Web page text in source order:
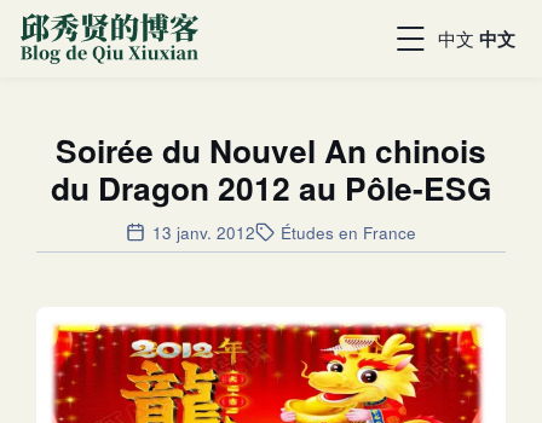
中文 中文
Soirée du Nouvel An chinois
du Dragon 2012 au Pôle-ESG
13 janv. 2012 Études en France